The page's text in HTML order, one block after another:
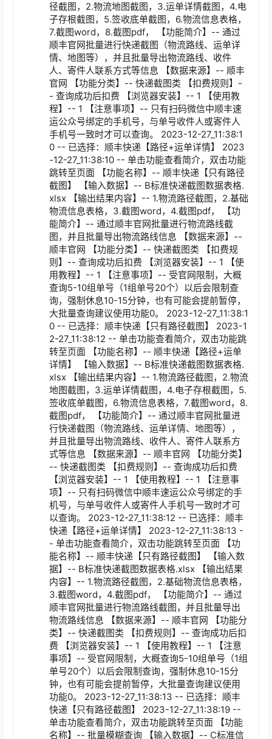
径截图，2.物流地图截图，3.运单详情截图，4.电
子存根截图，5.签收底单截图，6.物流信息表格，
7.截图word，8.截图pdf， 【功能简介】-- 通过
顺丰官网批量进行快递截图（物流路线、运单详
情、地图等），并且批量导出物流路线、收件
人、寄件人联系方式等信息 【数据来源】-- 顺丰
官网 【功能分类】-- 快递截图类 【扣费规则】-
- 查询成功后扣费 【浏览器安装】-- 1 【使用教
程】-- 1 【注意事项】-- 只有扫码微信中顺丰速
运公众号绑定的手机号，与单号收件人或寄件人
手机号一致时才可以查询。 2023-12-27_11:38:1
0 -- 已选择：顺丰快递【路径+运单详情】 2023
-12-27_11:38:10 -- 单击功能查看简介，双击功能
跳转至页面 【功能名称】-- 顺丰快递【只有路径
截图】 【输入数据】-- B标准快递截图数据表格.
xlsx 【输出结果内容】-- 1.物流路径截图，2.基础
物流信息表格，3.截图word，4.截图pdf， 【功
能简介】-- 通过顺丰官网批量进行物流路线截
图，并且批量导出物流路线信息 【数据来源】--
顺丰官网 【功能分类】-- 快递截图类 【扣费规
则】-- 查询成功后扣费 【浏览器安装】-- 1 【使
用教程】-- 1 【注意事项】-- 受官网限制，大概
查询5-10组单号（1组单号20个）以后会限制查
询，强制休息10-15分钟，也有可能会提前暂停，
大批量查询建议使用功能0。 2023-12-27_11:38:1
0 -- 已选择：顺丰快递【只有路径截图】 2023-1
2-27_11:38:12 -- 单击功能查看简介，双击功能跳
转至页面 【功能名称】-- 顺丰快递【路径+运单
详情】 【输入数据】-- B标准快递截图数据表格.
xlsx 【输出结果内容】-- 1.物流路径截图，2.物流
地图截图，3.运单详情截图，4.电子存根截图，5.
签收底单截图，6.物流信息表格，7.截图word，8.
截图pdf， 【功能简介】-- 通过顺丰官网批量进
行快递截图（物流路线、运单详情、地图等），
并且批量导出物流路线、收件人、寄件人联系方
式等信息 【数据来源】-- 顺丰官网 【功能分类】
-- 快递截图类 【扣费规则】-- 查询成功后扣费
【浏览器安装】-- 1 【使用教程】-- 1 【注意事
项】-- 只有扫码微信中顺丰速运公众号绑定的手
机号，与单号收件人或寄件人手机号一致时才可
以查询。 2023-12-27_11:38:12 -- 已选择：顺丰
快递【路径+运单详情】 2023-12-27_11:38:13 -
- 单击功能查看简介，双击功能跳转至页面 【功
能名称】-- 顺丰快递【只有路径截图】 【输入数
据】-- B标准快递截图数据表格.xlsx 【输出结果
内容】-- 1.物流路径截图，2.基础物流信息表格，
3.截图word，4.截图pdf， 【功能简介】-- 通过
顺丰官网批量进行物流路线截图，并且批量导出
物流路线信息 【数据来源】-- 顺丰官网 【功能分
类】-- 快递截图类 【扣费规则】-- 查询成功后扣
费 【浏览器安装】-- 1 【使用教程】-- 1 【注意
事项】-- 受官网限制，大概查询5-10组单号（1组
单号20个）以后会限制查询，强制休息10-15分
钟，也有可能会提前暂停，大批量查询建议使用
功能0。 2023-12-27_11:38:13 -- 已选择：顺丰
快递【只有路径截图】 2023-12-27_11:38:19 --
单击功能查看简介，双击功能跳转至页面 【功能
名称】-- 批量模糊查询 【输入数据】-- C标准信